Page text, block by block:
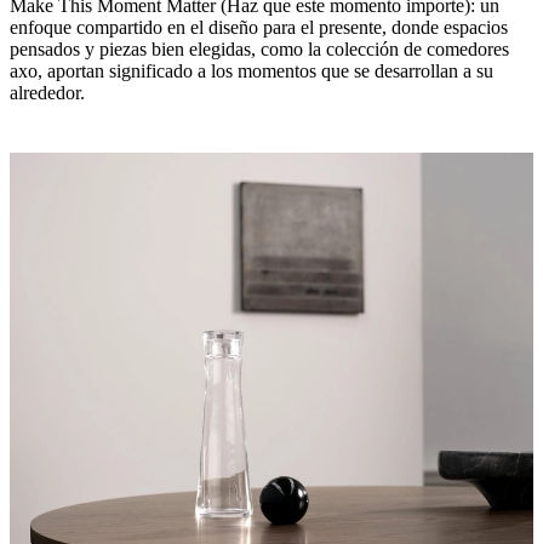
Make This Moment Matter (Haz que este momento importe): un
enfoque compartido en el diseño para el presente, donde espacios
pensados y piezas bien elegidas, como la colección de comedores
axo, aportan significado a los momentos que se desarrollan a su
alrededor.